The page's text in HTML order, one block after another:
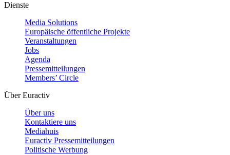
Dienste
Media Solutions
Europäische öffentliche Projekte
Veranstaltungen
Jobs
Agenda
Pressemitteilungen
Members’ Circle
Über Euractiv
Über uns
Kontaktiere uns
Mediahuis
Euractiv Pressemitteilungen
Politische Werbung